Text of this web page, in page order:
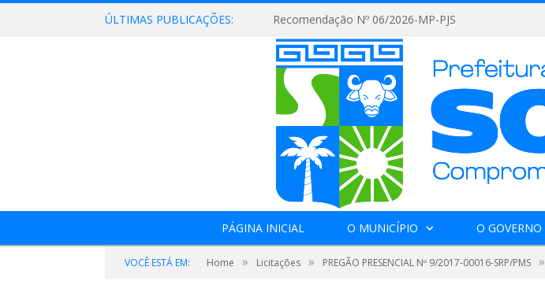
ÚLTIMAS PUBLICAÇÕES: Recomendação Nº 06/2026-MP-PJS
PÁGINA INICIAL O MUNICÍPIO O GOVERNO
VOCÊ ESTÁ EM: Home » Licitações » PREGÃO PRESENCIAL Nº 9/2017-00016-SRP/PMS »